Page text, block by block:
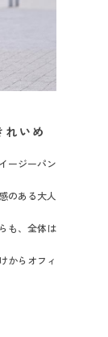
いめ
ージーパン
のある大人
も、全体は
からオフィ